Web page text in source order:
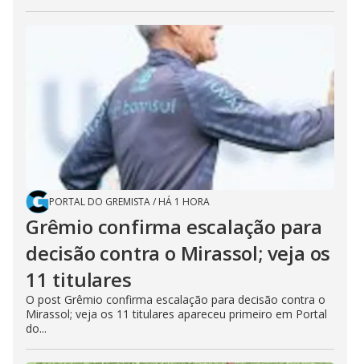
PORTAL DO GREMISTA/ HÁ 1 HORA
Grêmio confirma escalação para
decisão contra o Mirassol; veja os
11 titulares
O post Grêmio confirma escalação para decisão contra o
Mirassol; veja os 11 titulares apareceu primeiro em Portal
do...